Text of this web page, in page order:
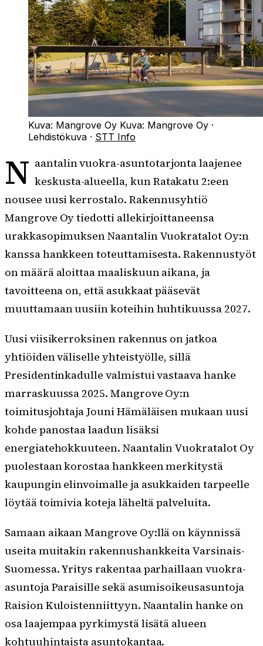
Kuva: Mangrove Oy Kuva: Mangrove Oy ·
Lehdistökuva · STT Info
N aantalin vuokra-asuntotarjonta laajenee
keskusta-alueella, kun Ratakatu 2:een
nousee uusi kerrostalo. Rakennusyhtiö
Mangrove Oy tiedotti allekirjoittaneensa
urakkasopimuksen Naantalin Vuokratalot Oy:n
kanssa hankkeen toteuttamisesta. Rakennustyöt
on määrä aloittaa maaliskuun aikana, ja
tavoitteena on, että asukkaat pääsevät
muuttamaan uusiin koteihin huhtikuussa 2027.
Uusi viisikerroksinen rakennus on jatkoa
yhtiöiden väliselle yhteistyölle, sillä
Presidentinkadulle valmistui vastaava hanke
marraskuussa 2025. Mangrove Oy:n
toimitusjohtaja Jouni Hämäläisen mukaan uusi
kohde panostaa laadun lisäksi
energiatehokkuuteen. Naantalin Vuokratalot Oy
puolestaan korostaa hankkeen merkitystä
kaupungin elinvoimalle ja asukkaiden tarpeelle
löytää toimivia koteja läheltä palveluita.
Samaan aikaan Mangrove Oy:llä on käynnissä
useita muitakin rakennushankkeita Varsinais-
Suomessa. Yritys rakentaa parhaillaan vuokra-
asuntoja Paraisille sekä asumisoikeusasuntoja
Raision Kuloistenniittyyn. Naantalin hanke on
osa laajempaa pyrkimystä lisätä alueen
kohtuuhintaista asuntokantaa.